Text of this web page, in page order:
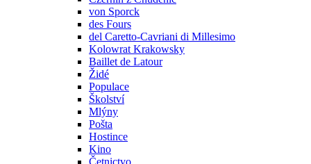
von Sporck
des Fours
del Caretto-Cavriani di Millesimo
Kolowrat Krakowsky
Baillet de Latour
Židé
Populace
Školství
Mlýny
Pošta
Hostince
Kino
Četnictvo